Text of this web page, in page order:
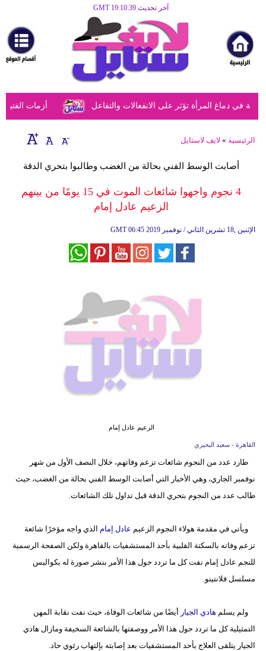
آخر تحديث GMT 19:10:39
مرأة
أزياء
أزياء
إسلامية
ديكور
أزمات دماغ المرأة تؤثر على الانفعالات والتفاعل
الرئيسية » لايف لاستايل
أصابت الوسط الفني بحالة من الغضب وطالبوا بتحري الدقة
4 نجوم واجهوا شائعات الموت في 15 يومًا من بينهم
الزعيم عادل إمام
GMT 06:45 2019 الإثنين ,18 تشرين الثاني / نوفمبر
الزعيم عادل إمام
القاهرة - سعيد البحيري
طارد عدد من النجوم شائعات تزعم وفاتهم، خلال النصف الأول من شهر
نوفمبر الجاري، وهي الأخبار التي أصابت الوسط الفني بحالة من الغضب، حيث
طالب عدد من النجوم بتحري الدقة قبل تداول تلك الشائعات.
ويأتي في مقدمة هولاء النجوم الزعيم عادل إمام الذي واجه مؤخرًا شائعة
تزعم وفاته بالسكتة القلبية بأحد المستشفيات بالقاهرة ولكن الصفحة الرسمية
للنجم عادل إمام نفت كل ما تردد حول هذا الأمر بنشر صورة له بكواليس
مسلسل فلانتينو.
ولم يسلم هادي الجيار أيضًا من شائعات الوفاة، حيث نفت نقابة المهن
التمثيلية كل ما تردد حول هذا الأمر ووصفتها بالشائعة السخيفة ومازال هادي
الجيار يتلقى العلاج بأحد المستشفيات بعد إصابته بإلتهاب رئوي حاد.